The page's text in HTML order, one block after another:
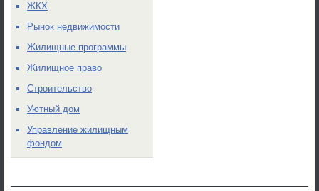
ЖКХ
Рынок недвижимости
Жилищные программы
Жилищное право
Строительство
Уютный дом
Управление жилищным
фондом